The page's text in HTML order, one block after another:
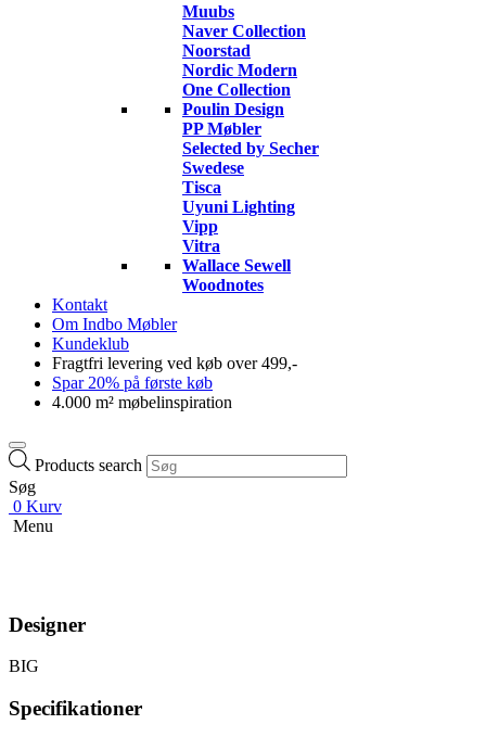
Muubs
Naver Collection
Noorstad
Nordic Modern
One Collection
Poulin Design
PP Møbler
Selected by Secher
Swedese
Tisca
Uyuni Lighting
Vipp
Vitra
Wallace Sewell
Woodnotes
Kontakt
Om Indbo Møbler
Kundeklub
Fragtfri levering ved køb over 499,-
Spar 20% på første køb
4.000 m² møbelinspiration
Products search
Søg
0 Kurv
Menu
Designer
BIG
Specifikationer